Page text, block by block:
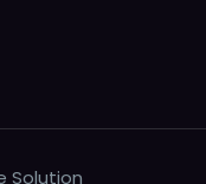
Solution